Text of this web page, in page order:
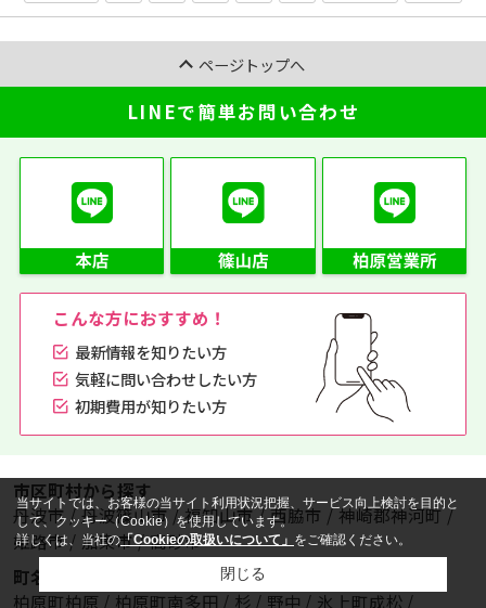
ページトップへ
LINEで簡単お問い合わせ
こんな方におすすめ！
最新情報を知りたい方
気軽に問い合わせしたい方
初期費用が知りたい方
市区町村から探す
丹波市 / 丹波篠山市 / 福知山市/ 西脇市 / 神崎郡神河町 /
姫路市/ 加東市/ 高砂市
町名から探す
柏原町柏原 / 柏原町南多田 / 杉 / 野中 / 氷上町成松 /
当サイトでは、お客様の当サイト利用状況把握、サービス向上検討を目的と
して、クッキー（Cookie）を使用しています。
詳しくは、当社の「Cookieの取扱いについて」 をご確認ください。
閉じる